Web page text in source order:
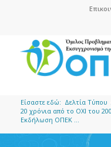
Είσαστε εδώ: Δελτία Τύπου
20 χρόνια από το ΟΧΙ του
Εκδήλωση ΟΠΕΚ ...